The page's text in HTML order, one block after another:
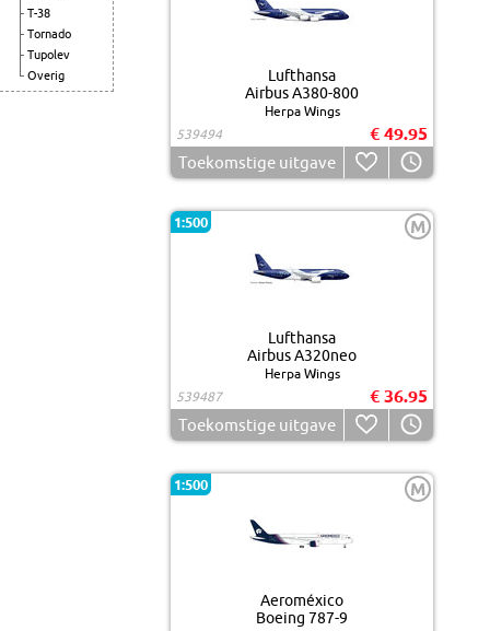
T-38
Tornado
Tupolev
Overig
Lufthansa
Airbus A380-800
Herpa Wings
539494
€ 49.95
Toekomstige uitgave
1:500 M
Lufthansa
Airbus A320neo
Herpa Wings
539487
€ 36.95
Toekomstige uitgave
1:500 M
Aeroméxico
Boeing 787-9